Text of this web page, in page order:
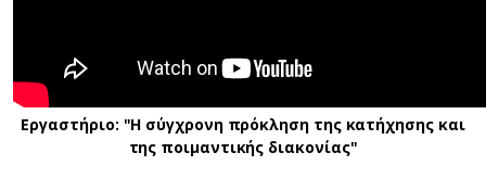
Εργαστήριο: "Η σύγχρονη πρόκληση της κατήχησης και
της ποιμαντικής διακονίας"